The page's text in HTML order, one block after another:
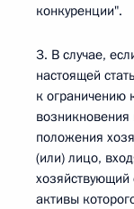
конкуренции".
3. В случае,
настоящей
к ограничению
положения
(или) лицо,
хозяйствующий
активы